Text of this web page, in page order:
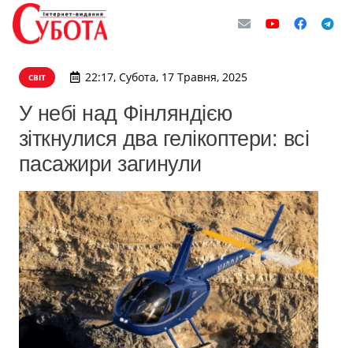
СВІТ 22:17, Субота, 17 Травня, 2025
У небі над Фінляндією
зіткнулися два гелікоптери: всі
пасажири загинули